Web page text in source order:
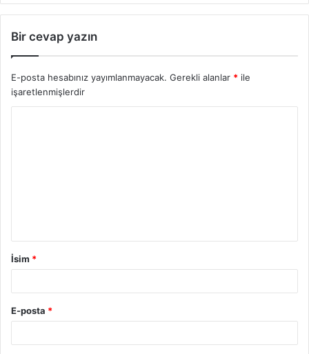
Bir cevap yazın
E-posta hesabınız yayımlanmayacak. Gerekli alanlar * ile
işaretlenmişlerdir
İsim *
E-posta *